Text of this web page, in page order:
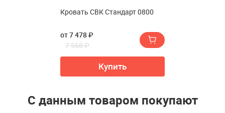
Кровать СВК Стандарт 0800
от 7 478 ₽
7 568 ₽
Купить
С данным товаром покупают